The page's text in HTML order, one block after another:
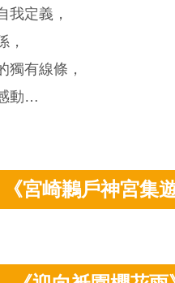
我定義，
，
獨有線條，
動…
《宮崎鶼戶神宮集